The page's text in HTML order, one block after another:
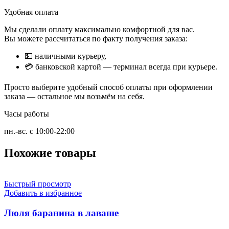
Удобная оплата
Мы сделали оплату максимально комфортной для вас.
Вы можете рассчитаться по факту получения заказа:
💵 наличными курьеру,
💳 банковской картой — терминал всегда при курьере.
Просто выберите удобный способ оплаты при оформлении
заказа — остальное мы возьмём на себя.
Часы работы
пн.-вс. с 10:00-22:00
Похожие товары
Быстрый просмотр
Добавить в избранное
Люля баранина в лаваше